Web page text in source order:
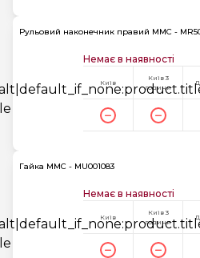
Рульовий наконечник правий MMC -
Немає в наявності
Київ
Київ 3
години
Гайка MMC - MU001083
Немає в наявності
Київ
Київ 3
години